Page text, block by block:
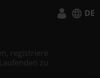
DE
registriere
zu